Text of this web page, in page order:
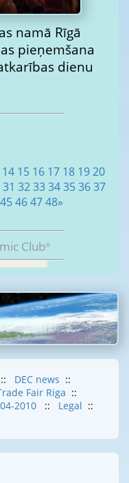
pieņemšana
dienu
14 15 16 17 18 19 20
31 323334353637
45464748»
Club®
:: DEC news ::
Fair Riga ::
2010 :: Legal ::